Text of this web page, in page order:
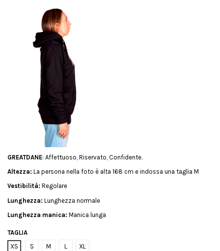
GREATDANE: Affettuoso, Riservato, Confidente.
Altezza: La persona nella foto è alta 168 cm e indossa una taglia M
Vestibilità: Regolare
Lunghezza: Lunghezza normale
Lunghezza manica: Manica lunga
TAGLIA
XS
S M L XL